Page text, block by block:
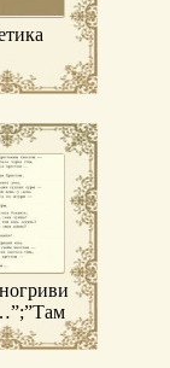
в
тоне